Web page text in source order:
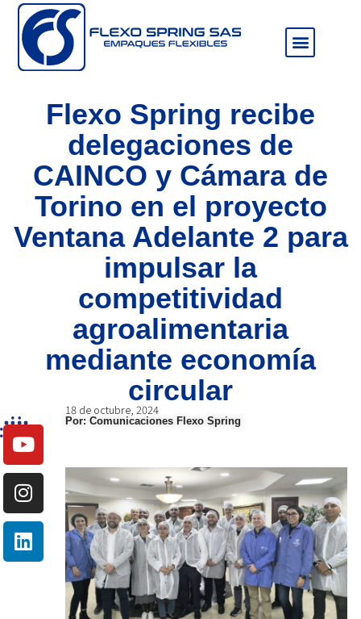
Flexo Spring recibe
delegaciones de
CAINCO y Cámara de
Torino en el proyecto
Ventana Adelante 2 para
impulsar la
competitividad
agroalimentaria
mediante economía
circular
Por: Comunicaciones Flexo Spring
18 de octubre, 2024